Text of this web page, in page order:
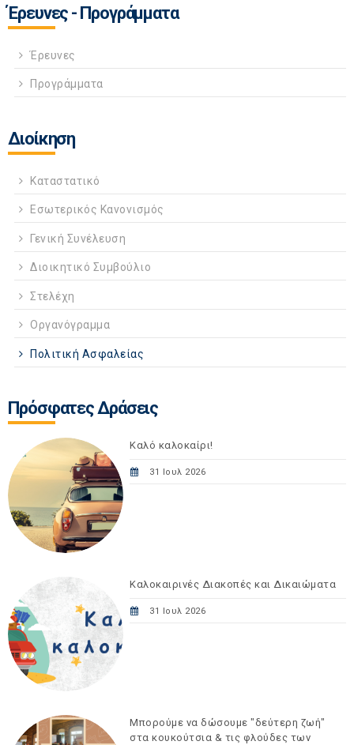
Έρευνες - Προγράμματα
Έρευνες
Προγράμματα
Διοίκηση
Καταστατικό
Εσωτερικός Κανονισμός
Γενική Συνέλευση
Διοικητικό Συμβούλιο
Στελέχη
Οργανόγραμμα
Πολιτική Ασφαλείας
Πρόσφατες Δράσεις
Καλό καλοκαίρι!
31 Ιουλ 2026
Καλοκαιρινές Διακοπές και Δικαιώματα
31 Ιουλ 2026
Μπορούμε να δώσουμε "δεύτερη ζωή"
στα κουκούτσια & τις φλούδες των